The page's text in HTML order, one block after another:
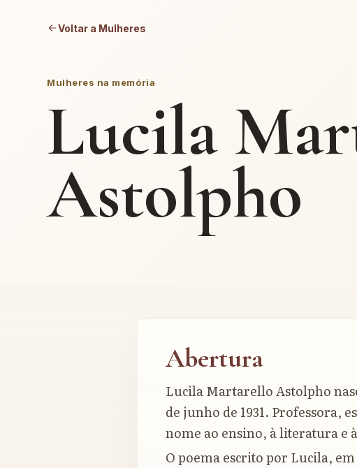
Voltar a Mulheres
Mulheres na memória
Lucila
Astolpho
Abertura
Lucila Martarello Astolpho
de junho de 1931. Professora,
nome ao ensino, à literatura e
O poema escrito por Lucila,